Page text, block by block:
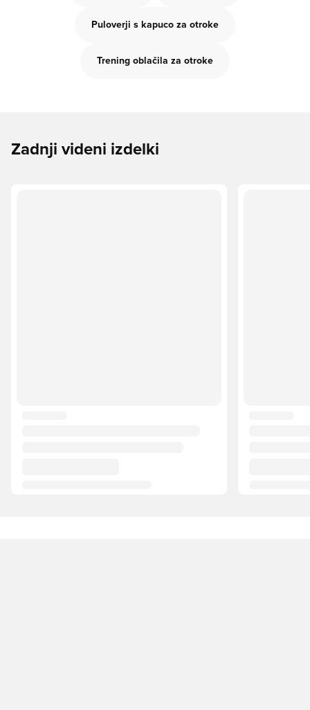
Puloverji s kapuco za otroke
Trening oblačila za otroke
Zadnji videni izdelki